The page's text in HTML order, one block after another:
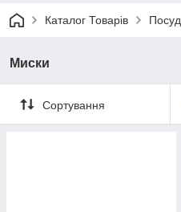
Каталог Товарів Посуд
Миски
Сортування